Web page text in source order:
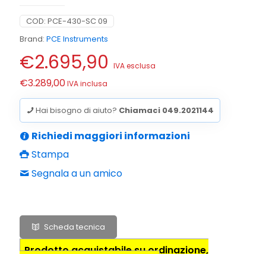
COD: PCE-430-SC 09
Brand: PCE Instruments
€2.695,90 IVA esclusa
€3.289,00IVA inclusa
Hai bisogno di aiuto? Chiamaci 049.2021144
Richiedi maggiori informazioni
Stampa
Segnala a un amico
Scheda tecnica
Prodotto acquistabile su ordinazione,